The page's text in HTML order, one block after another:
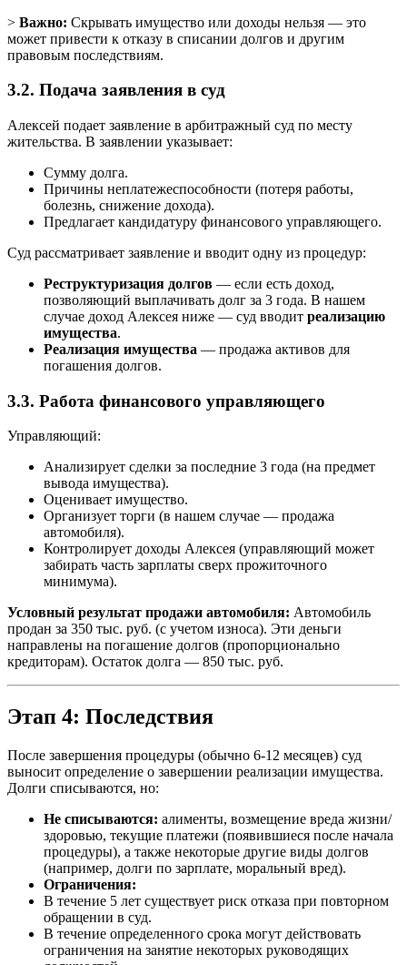
> Важно: Скрывать имущество или доходы нельзя — это
может привести к отказу в списании долгов и другим
правовым последствиям.
3.2. Подача заявления в суд
Алексей подает заявление в арбитражный суд по месту
жительства. В заявлении указывает:
Сумму долга.
Причины неплатежеспособности (потеря работы,
болезнь, снижение дохода).
Предлагает кандидатуру финансового управляющего.
Суд рассматривает заявление и вводит одну из процедур:
Реструктуризация долгов — если есть доход,
позволяющий выплачивать долг за 3 года. В нашем
случае доход Алексея ниже — суд вводит реализацию
имущества.
Реализация имущества — продажа активов для
погашения долгов.
3.3. Работа финансового управляющего
Управляющий:
Анализирует сделки за последние 3 года (на предмет
вывода имущества).
Оценивает имущество.
Организует торги (в нашем случае — продажа
автомобиля).
Контролирует доходы Алексея (управляющий может
забирать часть зарплаты сверх прожиточного
минимума).
Условный результат продажи автомобиля: Автомобиль
продан за 350 тыс. руб. (с учетом износа). Эти деньги
направлены на погашение долгов (пропорционально
кредиторам). Остаток долга — 850 тыс. руб.
Этап 4: Последствия
После завершения процедуры (обычно 6-12 месяцев) суд
выносит определение о завершении реализации имущества.
Долги списываются, но:
Не списываются: алименты, возмещение вреда жизни/
здоровью, текущие платежи (появившиеся после начала
процедуры), а также некоторые другие виды долгов
(например, долги по зарплате, моральный вред).
Ограничения:
В течение 5 лет существует риск отказа при повторном
обращении в суд.
В течение определенного срока могут действовать
ограничения на занятие некоторых руководящих